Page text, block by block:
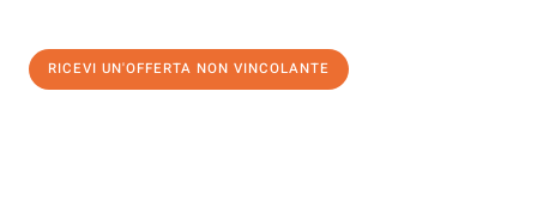
RICEVI UN'OFFERTA NON VINCOLANTE